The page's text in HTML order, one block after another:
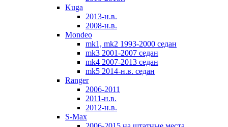
Kuga
2013-н.в.
2008-н.в.
Mondeo
mk1, mk2 1993-2000 седан
mk3 2001-2007 седан
mk4 2007-2013 седан
mk5 2014-н.в. седан
Ranger
2006-2011
2011-н.в.
2012-н.в.
S-Max